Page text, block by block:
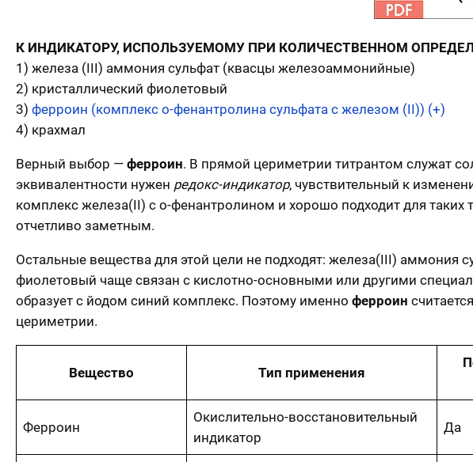
К ИНДИКАТОРУ, ИСПОЛЬЗУЕМОМУ ПРИ КОЛИЧЕСТВЕННОМ
1) железа (III) аммония сульфат (квасцы железоаммонийные)
2) кристаллический фиолетовый
3) ферроин (комплекс о-фенантролина сульфата с железом (II)) (+)
4) крахмал
Верный выбор — ферроин. В прямой цериметрии титрантом служат
эквивалентности нужен редокс-индикатор, чувствительный к
комплекс железа(II) с о-фенантролином и хорошо подходит для таких
отчетливо заметным.
Остальные вещества для этой цели не подходят: железа(III) аммония
фиолетовый чаще связан с кислотно-основными или другими
образует с йодом синий комплекс. Поэтому именно ферроин
цериметрии.
Вещество Тип применения
Ферроин
Окислительно-восстановительный
индикатор
Да